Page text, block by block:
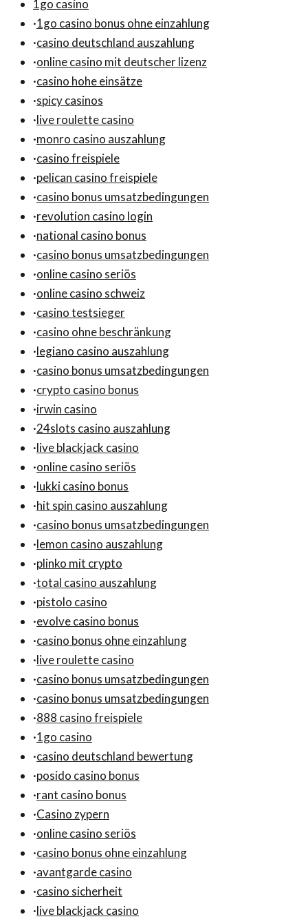
1go casino
·1go casino bonus ohne einzahlung
·casino deutschland auszahlung
·online casino mit deutscher lizenz
·casino hohe einsätze
·spicy casinos
·live roulette casino
·monro casino auszahlung
·casino freispiele
·pelican casino freispiele
·casino bonus umsatzbedingungen
·revolution casino login
·national casino bonus
·casino bonus umsatzbedingungen
·online casino seriös
·online casino schweiz
·casino testsieger
·casino ohne beschränkung
·legiano casino auszahlung
·casino bonus umsatzbedingungen
·crypto casino bonus
·irwin casino
·24slots casino auszahlung
·live blackjack casino
·online casino seriös
·lukki casino bonus
·hit spin casino auszahlung
·casino bonus umsatzbedingungen
·lemon casino auszahlung
·plinko mit crypto
·total casino auszahlung
·pistolo casino
·evolve casino bonus
·casino bonus ohne einzahlung
·live roulette casino
·casino bonus umsatzbedingungen
·casino bonus umsatzbedingungen
·888 casino freispiele
·1go casino
·casino deutschland bewertung
·posido casino bonus
·rant casino bonus
·Casino zypern
·online casino seriös
·casino bonus ohne einzahlung
·avantgarde casino
·casino sicherheit
·live blackjack casino